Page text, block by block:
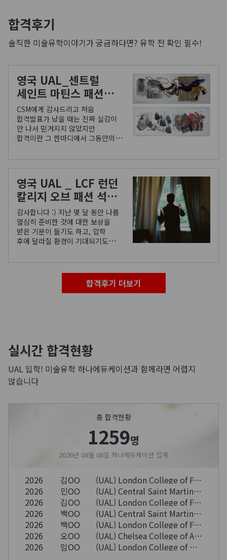
합격후기
솔직한 미술유학이야기가 궁금하다면? 유학 전 확인 필수!
영국 UAL_센트럴
세인트 마틴스 패션
파운데이션 (CSM_
Foundation
Fashion & Textiles
pathway) 합격 후기
CSM에게 감사드리고 처음
합격발표가 났을 때는 진짜 실감이
안 나서 믿겨지지 않았지만
합격이란 그 한마디에서 그동안의
신나했던 거 같아요 점점 시간이
지날 수록 진짜로 영국을 가는게
실감 날 수록 그동안의 노력과
고생했던 것들이 뿌듯함과
행복으로 돌아오는 거 같아요
있는 것도 조금은 신기하네요
합격이라고 끝이 아닌 새로운
시작이란 생각으로 더
발전하겠습니다.
영국 UAL _ LCF 런던
칼리지 오브 패션 석사
패션마케팅 (MA
Global Fashion
Retailing / MA
Strategic Fashion
Marketing) 합격
감사합니다 :) 지난 몇 달 동안 나름
열심히 준비한 것에 대한 보상을
받은 기분이 들기도 하고, 입학
후에 달라질 환경이 기대되기도
순간과 최종 오퍼 메일을 받았던
무엇보다 이제 시작이라고
생각하기 때문에 강한 동기부여를
합격후기 더보기
실시간 합격현황
UAL 입학! 미술유학 하나에듀케이션과 함께라면 어렵지
않습니다
총 합격현황
1259명
2026년 08월 08일 하나에듀케이션 집계
2026
김OO
(UAL) London College of Fashion(LCF), University of the Arts London
2026
민OO
(UAL) Central Saint Martins(CSM), University of the Arts London
2026
김OO
(UAL) London College of Fashion(LCF), University of the Arts London
2026
백OO
(UAL) Central Saint Martins(CSM), University of the Arts London
2026
백OO
(UAL) London College of Fashion(LCF), University of the Arts London
2026
오OO
(UAL) Chelsea College of Arts, University of the Arts London
2026
임OO
(UAL) London College of Communication(LCC), University of the Arts London